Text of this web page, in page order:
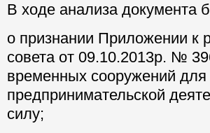
В ходе анализа документа
о признании Приложении к
совета от 09.10.2013р. №
временных сооружений
предпринимательской
силу;